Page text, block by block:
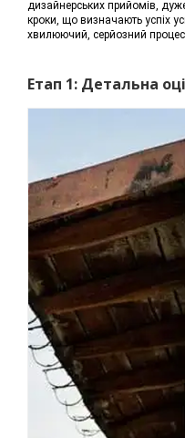
дизайнерських прийомів,
кроки, що визначають успіх
хвилюючий, серйозний процес
Етап 1: Детальна